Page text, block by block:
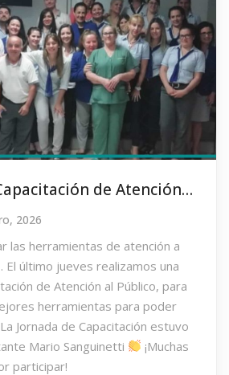
Jornadas de Capacitación de Atención al Público a cargo de Mario Sanguinetti
2026
las herramientas de atención a
El último jueves realizamos una
de Atención al Público, para
herramientas para poder
La Jornada de Capacitación estuvo
Mario Sanguinetti
¡Muchas
participar!